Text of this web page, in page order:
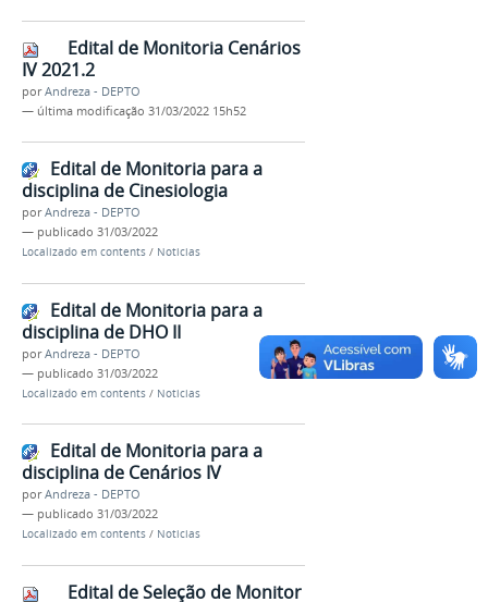
Edital de Monitoria Cenários
IV 2021.2
porAndreza - DEPTO
— última modificação 31/03/2022 15h52
Edital de Monitoria para a
disciplina de Cinesiologia
porAndreza - DEPTO
— publicado 31/03/2022
Localizado em contents / Noticias
Edital de Monitoria para a
disciplina de DHO II
porAndreza - DEPTO
— publicado 31/03/2022
Localizado em contents / Noticias
Edital de Monitoria para a
disciplina de Cenários IV
porAndreza - DEPTO
— publicado 31/03/2022
Localizado em contents / Noticias
Edital de Seleção de Monitor